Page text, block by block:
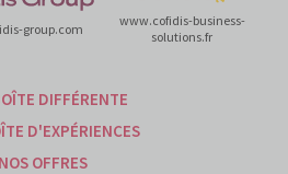
group.com
www.cofidis-business-
solutions.fr
DIFFÉRENTE
D'EXPÉRIENCES
NOS OFFRES